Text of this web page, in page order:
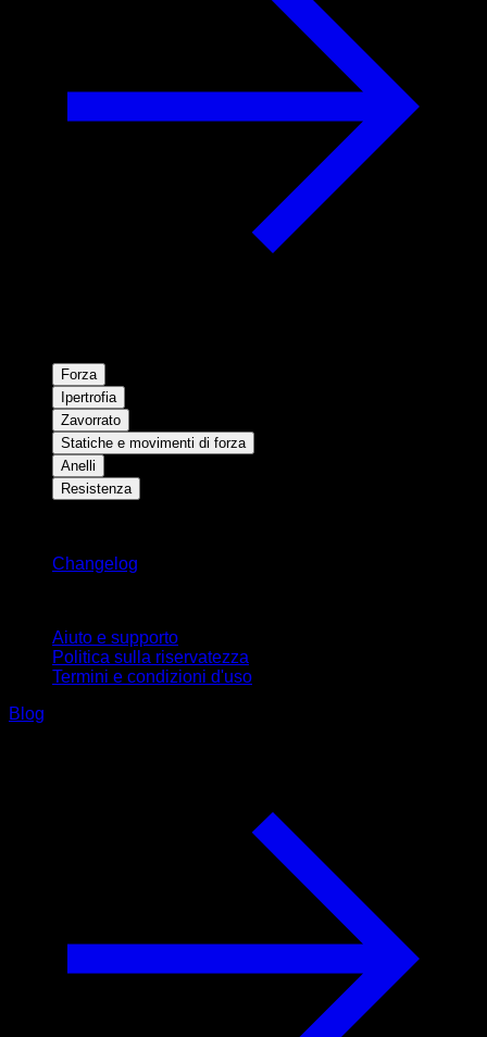
Forza
Ipertrofia
Zavorrato
Statiche e movimenti di forza
Anelli
Resistenza
Changelog
Aiuto e supporto
Politica sulla riservatezza
Termini e condizioni d'uso
Blog